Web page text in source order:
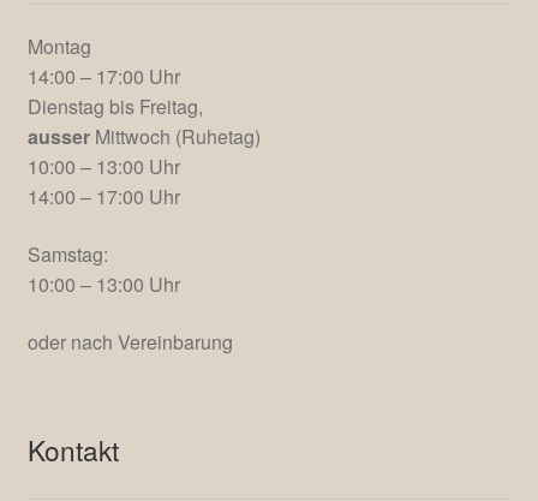
Montag
14:00 – 17:00 Uhr
Dienstag bis Freitag,
ausserMittwoch (Ruhetag)
10:00 – 13:00 Uhr
14:00 – 17:00 Uhr
Samstag:
10:00 – 13:00 Uhr
oder nach Vereinbarung
Kontakt